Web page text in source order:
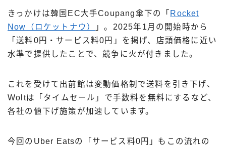
きっかけは韓国EC大手Coupang傘下の「 Rocket
Now（ロケットナウ）
」。2025年1月の開始時から
「送料0円・サービス料0円」を掲げ、店頭価格に近い
水準で提供したことで、競争に火が付きました。
これを受けて出前館は変動価格制で送料を引き下げ、
Woltは「タイムセール」で手数料を無料にするなど、
各社の値下げ施策が加速しています。
今回のUber Eatsの「サービス料0円」もこの流れの